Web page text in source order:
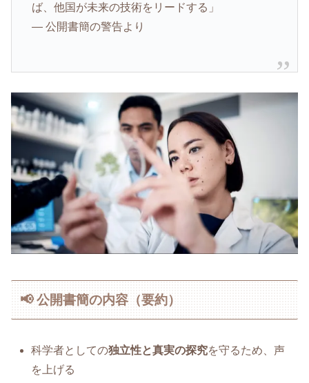
ば、他国が未来の技術をリードする」
— 公開書簡の警告より
📢 公開書簡の内容（要約）
科学者としての独立性と真実の探究を守るため、声
を上げる